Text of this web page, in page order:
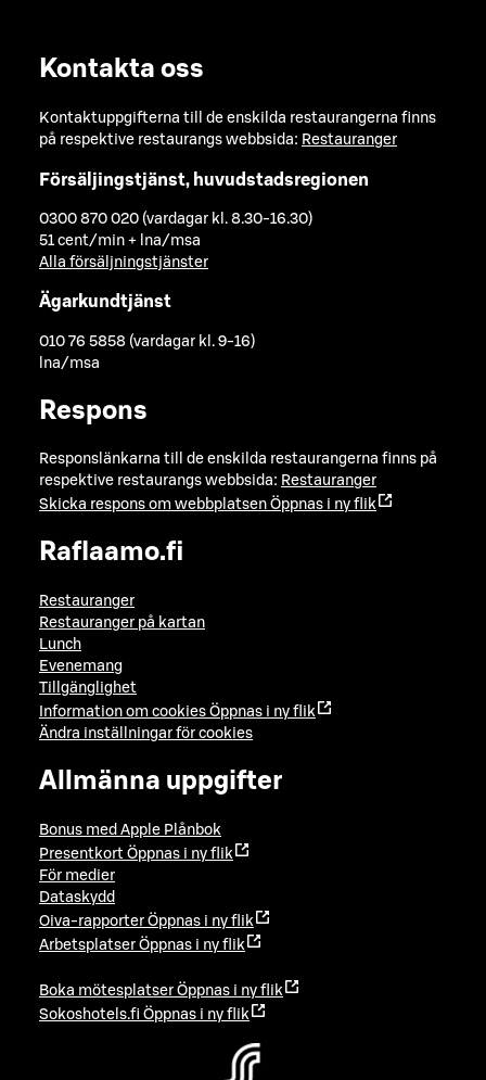
Kontakta oss
Kontaktuppgifterna till de enskilda restaurangerna finns
på respektive restaurangs webbsida: Restauranger
Försäljingstjänst, huvudstadsregionen
0300 870 020 (vardagar kl. 8.30-16.30)
51 cent/min + lna/msa
Alla försäljningstjänster
Ägarkundtjänst
010 76 5858 (vardagar kl. 9-16)
lna/msa
Respons
Responslänkarna till de enskilda restaurangerna finns på
respektive restaurangs webbsida: Restauranger
Skicka respons om webbplatsen Öppnas i ny flik
Raflaamo.fi
Restauranger
Restauranger på kartan
Lunch
Evenemang
Tillgänglighet
Information om cookies Öppnas i ny flik
Ändra inställningar för cookies
Allmänna uppgifter
Bonus med Apple Plånbok
Presentkort Öppnas i ny flik
För medier
Dataskydd
Oiva-rapporter Öppnas i ny flik
Arbetsplatser Öppnas i ny flik
Boka mötesplatser Öppnas i ny flik
Sokoshotels.fi Öppnas i ny flik